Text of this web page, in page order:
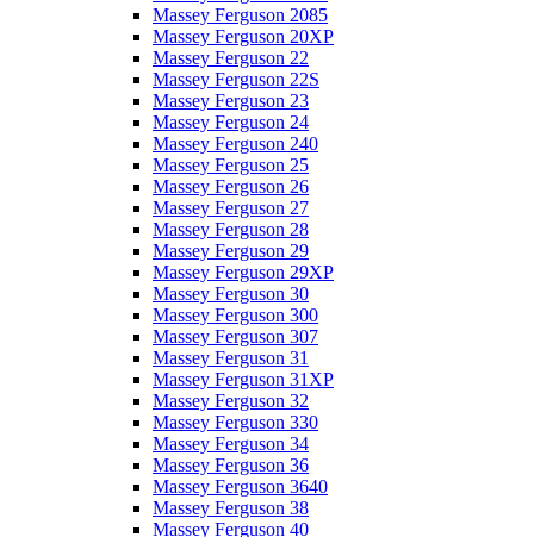
Massey Ferguson 2085
Massey Ferguson 20XP
Massey Ferguson 22
Massey Ferguson 22S
Massey Ferguson 23
Massey Ferguson 24
Massey Ferguson 240
Massey Ferguson 25
Massey Ferguson 26
Massey Ferguson 27
Massey Ferguson 28
Massey Ferguson 29
Massey Ferguson 29XP
Massey Ferguson 30
Massey Ferguson 300
Massey Ferguson 307
Massey Ferguson 31
Massey Ferguson 31XP
Massey Ferguson 32
Massey Ferguson 330
Massey Ferguson 34
Massey Ferguson 36
Massey Ferguson 3640
Massey Ferguson 38
Massey Ferguson 40